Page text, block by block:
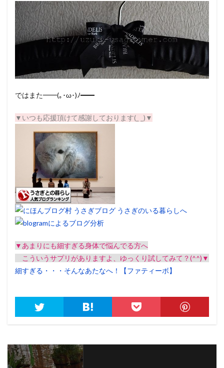
ではまた━━(｡･ω･)ﾉ━━
▼いつも応援頂けて感謝しております(_ _)▼
▼あまりにも細すぎる身体で悩んでる方へ
こういうサプリがありますよ、ゆっくり試してみて？(^^)▼
細すぎる・・・そんなあたなへ！【ファティーボ】